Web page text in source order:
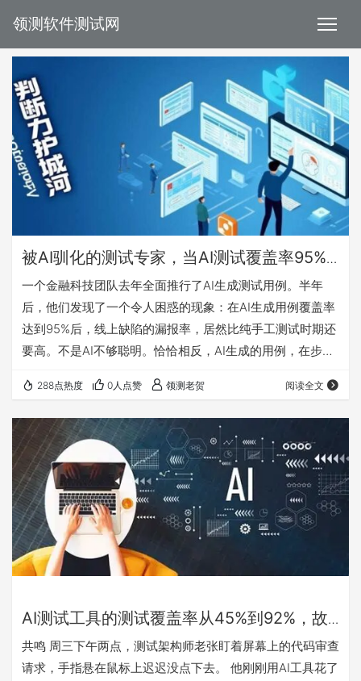
领测软件测试网
被AI驯化的测试专家，当AI测试覆盖率95%
时，缺陷漏报率反而更高了：判断力退化的
真相是什么？
一个金融科技团队去年全面推行了AI生成测试用例。半年
后，他们发现了一个令人困惑的现象：在AI生成用例覆盖率
达到95%后，线上缺陷的漏报率，居然比纯手工测试时期还
要高。不是AI不够聪明。恰恰相反，AI生成的用例，在步骤
“审核”环节。那些被定义为“高维审核者”的资深测试工程
师，他们能一眼看出“这个用例逻辑不对”，但当被追问“哪里
不对，应该怎么改”时，答案变得模糊：“感觉……好像少了点
业务语义的考量。”他们失去了判断“好”的具体能力。 这事儿
让我想起一个更广为人知的矛…
288点热度 0人点赞 领测老贺 阅读全文
AI测试工具的测试覆盖率从45%到92%，故
障率反而涨了15%
共鸣 周三下午两点，测试架构师老张盯着屏幕上的代码审查
请求，手指悬在鼠标上迟迟没点下去。 他刚刚用AI工具花了